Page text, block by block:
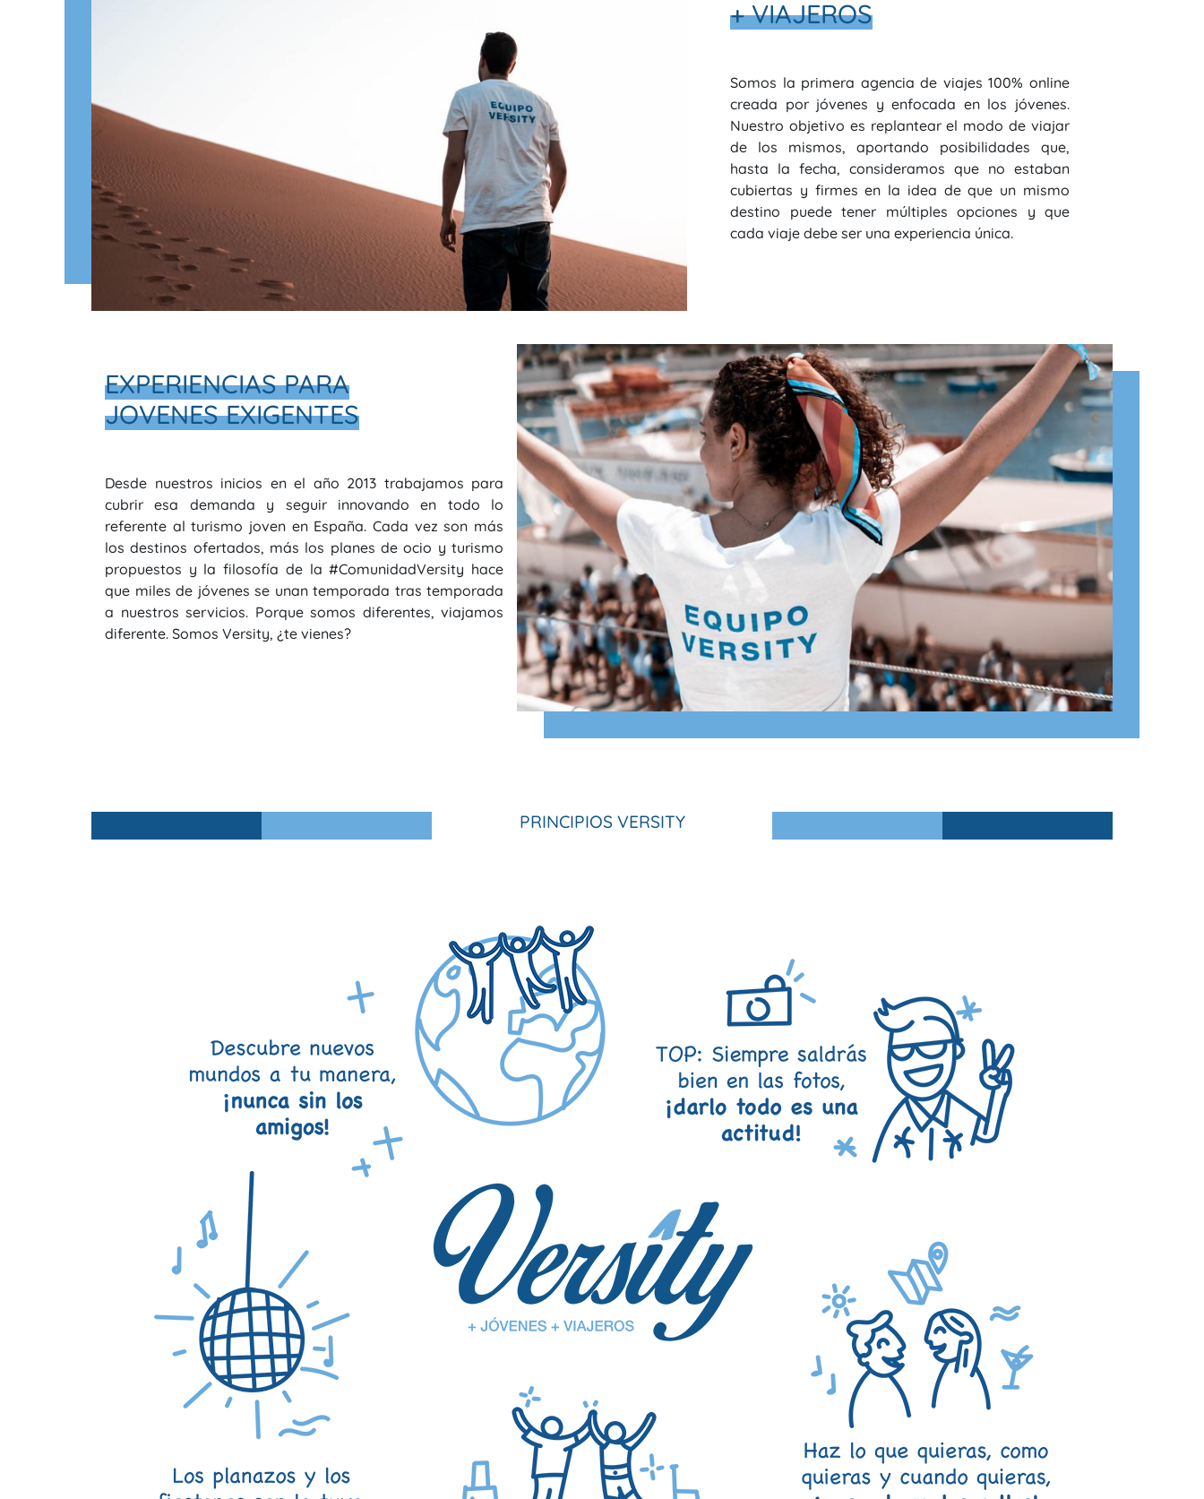
+ VIAJEROS
Somos la primera agencia de viajes 100% online
creada por jóvenes y enfocada en los jóvenes.
Nuestro objetivo es replantear el modo de viajar
de los mismos, aportando posibilidades que,
hasta la fecha, consideramos que no estaban
cubiertas y firmes en la idea de que un mismo
destino puede tener múltiples opciones y que
cada viaje debe ser una experiencia única.
EXPERIENCIAS PARA
JOVENES EXIGENTES
Desde nuestros inicios en el año 2013 trabajamos para
cubrir esa demanda y seguir innovando en todo lo
referente al turismo joven en España. Cada vez son más
los destinos ofertados, más los planes de ocio y turismo
propuestos y la filosofía de la #ComunidadVersity hace
que miles de jóvenes se unan temporada tras temporada
a nuestros servicios. Porque somos diferentes, viajamos
diferente. Somos Versity, ¿te vienes?
PRINCIPIOS VERSITY